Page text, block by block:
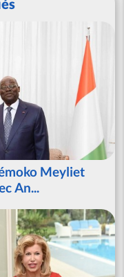
Meyliet
An...